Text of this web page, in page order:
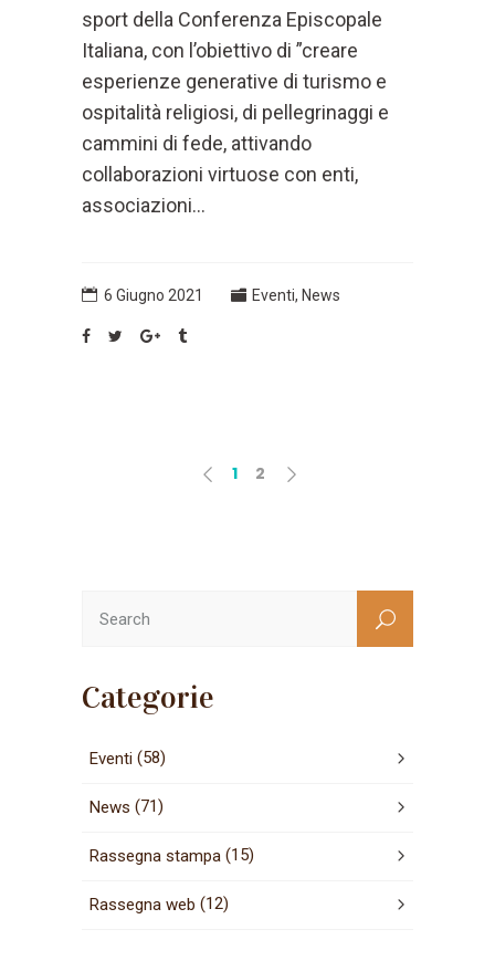
sport della Conferenza Episcopale
Italiana, con l’obiettivo di ”creare
esperienze generative di turismo e
ospitalità religiosi, di pellegrinaggi e
cammini di fede, attivando
collaborazioni virtuose con enti,
associazioni...
6 Giugno 2021 Eventi, News
1 2
Categorie
Eventi (58)
News (71)
Rassegna stampa (15)
Rassegna web (12)